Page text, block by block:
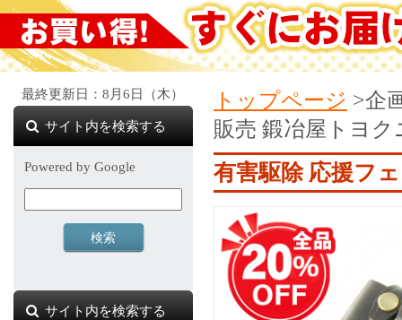
トップページ >企
販売 鍛冶屋トヨク
有害駆除 応援フ
最終更新日：8月6日（木）
サイト内を検索する
Powered by Google
サイト内を検索する